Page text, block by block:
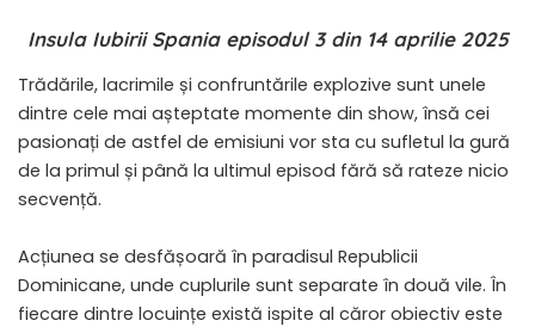
Insula Iubirii Spania episodul 3 din 14 aprilie 2025
Trădările, lacrimile și confruntările explozive sunt unele
dintre cele mai așteptate momente din show, însă cei
pasionați de astfel de emisiuni vor sta cu sufletul la gură
de la primul și până la ultimul episod fără să rateze nicio
secvență.
Acțiunea se desfășoară în paradisul Republicii
Dominicane, unde cuplurile sunt separate în două vile. În
fiecare dintre locuințe există ispite al căror obiectiv este